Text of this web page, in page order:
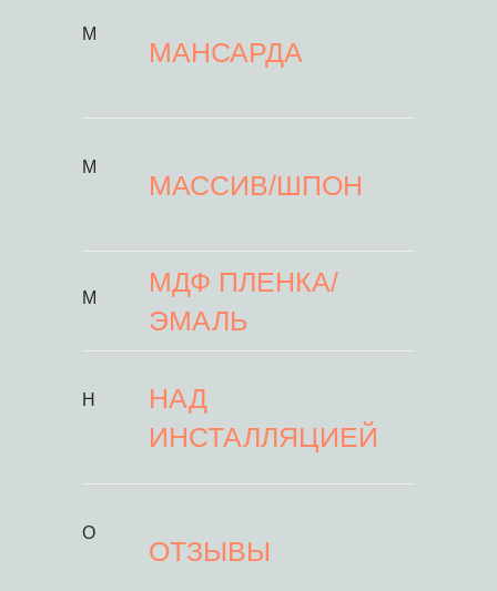
М
МАНСАРДА
М
МАССИВ/ШПОН
М
МДФ ПЛЕНКА/
ЭМАЛЬ
Н
НАД
ИНСТАЛЛЯЦИЕЙ
О
ОТЗЫВЫ